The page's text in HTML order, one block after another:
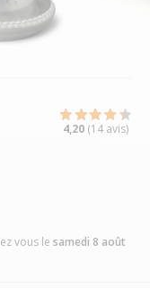
vous le samedi 8 août
4,20 (14 avis)